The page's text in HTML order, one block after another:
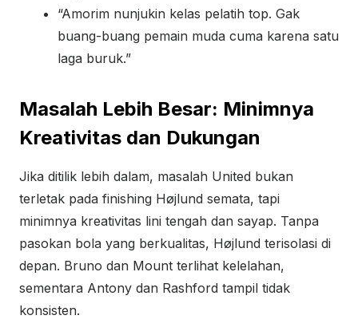
“Amorim nunjukin kelas pelatih top. Gak
buang-buang pemain muda cuma karena satu
laga buruk.”
Masalah Lebih Besar: Minimnya
Kreativitas dan Dukungan
Jika ditilik lebih dalam, masalah United bukan
terletak pada finishing Højlund semata, tapi
minimnya kreativitas lini tengah dan sayap. Tanpa
pasokan bola yang berkualitas, Højlund terisolasi di
depan. Bruno dan Mount terlihat kelelahan,
sementara Antony dan Rashford tampil tidak
konsisten.